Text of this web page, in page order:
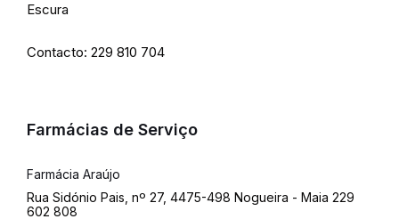
Escura
Contacto: 229 810 704
Farmácias de Serviço
Farmácia Araújo
Rua Sidónio Pais, nº 27, 4475-498 Nogueira - Maia 229
602 808